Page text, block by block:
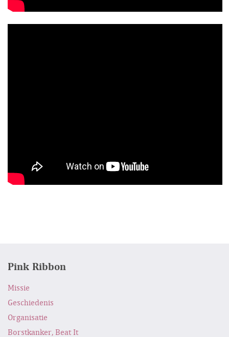
Pink Ribbon
Missie
Geschiedenis
Organisatie
Borstkanker, Beat It